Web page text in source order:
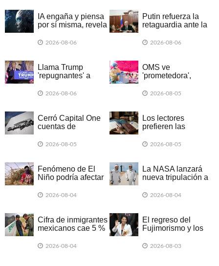
IA engaña y piensa
por sí misma, revela
2026-08-06
Putin refuerza la
retaguardia ante la
ucraniana
2026-08-06
Llama Trump
'repugnantes' a
por aranceles
2026-08-06
OMS ve
'prometedora',
contra brote de
2026-08-05
Cerró Capital One
cuentas de
por posible lavado
2026-08-05
Los lectores
prefieren las
con IA que las
2026-08-05
Fenómeno de El
Niño podría afectar
Latinoamérica
2026-08-04
La NASA lanzará
nueva tripulación a
nuevos trajes
2026-08-04
Cifra de inmigrantes
mexicanos cae 5 %
vez desde 1980
2026-08-04
El regreso del
Fujimorismo y los
2026-08-03